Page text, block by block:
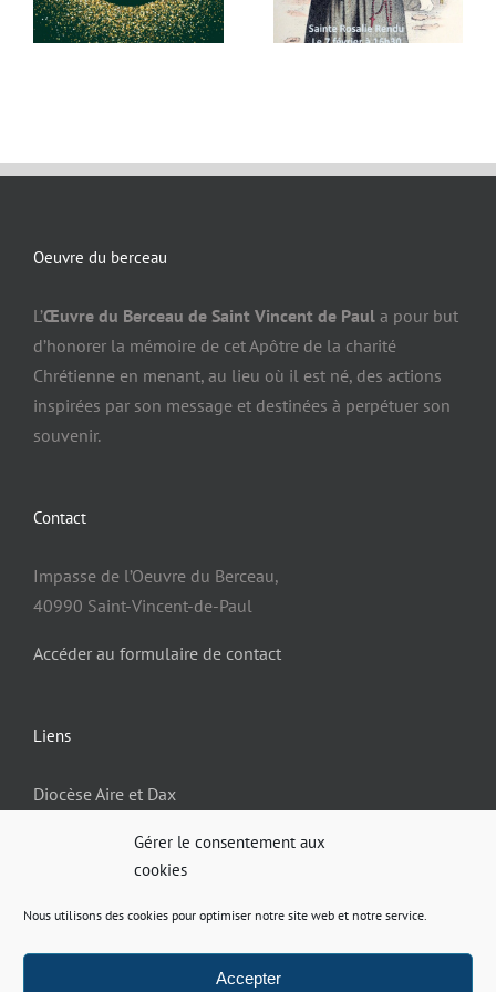
Gérer le consentement aux
cookies
Nous utilisons des cookies pour optimiser notre site web et notre service.
Accepter
Oeuvre du berceau
L’Œuvre du Berceau de Saint Vincent de Paul a pour but
d’honorer la mémoire de cet Apôtre de la charité
Chrétienne en menant, au lieu où il est né, des actions
inspirées par son message et destinées à perpétuer son
souvenir.
Contact
Impasse de l’Oeuvre du Berceau,
40990 Saint-Vincent-de-Paul
Accéder au formulaire de contact
Liens
Diocèse Aire et Dax